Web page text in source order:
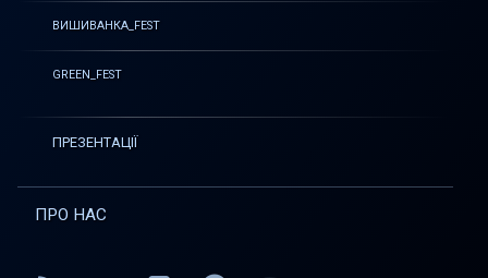
ВИШИВАНКА_FEST
GREEN_FEST
ПРЕЗЕНТАЦІЇ
ПРО НАС